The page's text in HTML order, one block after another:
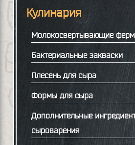
Кулинария
Молокосвертывающие
Бактериальные закваски
Плесень для сыра
Формы для сыра
Дополнительные
сыроварения